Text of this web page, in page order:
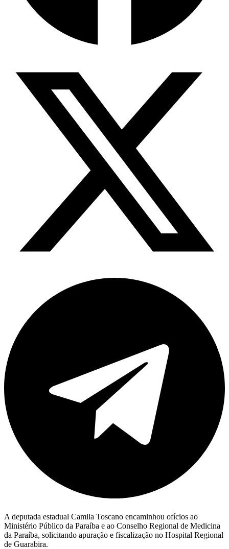
A deputada estadual Camila Toscano encaminhou ofícios ao
Ministério Público da Paraíba e ao Conselho Regional de Medicina
da Paraíba, solicitando apuração e fiscalização no Hospital Regional
de Guarabira.